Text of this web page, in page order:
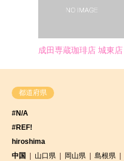
成田専蔵珈琲店 城東店
都道府県
#N/A
#REF!
hiroshima
中国
山口県 岡山県 島根県